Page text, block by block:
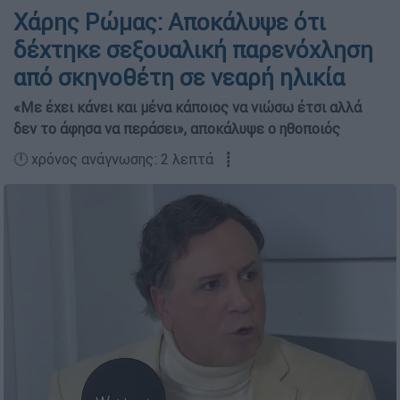
Χάρης Ρώμας: Αποκάλυψε ότι
δέχτηκε σεξουαλική παρενόχληση
από σκηνοθέτη σε νεαρή ηλικία
«Με έχει κάνει και μένα κάποιος να νιώσω έτσι αλλά
δεν το άφησα να περάσει», αποκάλυψε ο ηθοποιός
🕛 χρόνος ανάγνωσης: 2 λεπτά ┋